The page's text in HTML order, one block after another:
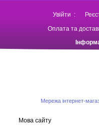
Увійти :
Оплата та
Мережа інтернет-
Мова сайту